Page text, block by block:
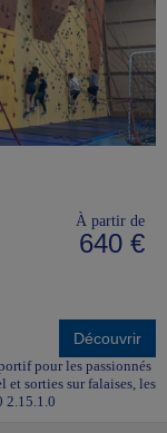
À partir de
640 €
Découvrir
pour les passionnés
sorties sur falaises, les
2.15.1.0